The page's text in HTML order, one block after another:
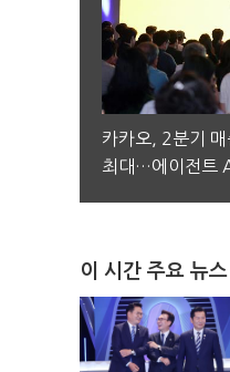
카카오, 2분기 매
최대…에이전트
이 시간 주요 뉴스